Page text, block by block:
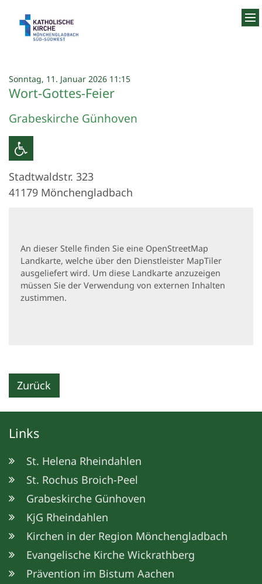
Sonntag, 11. Januar 2026 11:15:
Wort-Gottes-Feier
Grabeskirche Günhoven
Stadtwaldstr. 323
41179 Mönchengladbach
An dieser Stelle finden Sie eine OpenStreetMap
Landkarte, welche über den Dienstleister MapTiler
ausgeliefert wird. Um diese Landkarte anzuzeigen
müssen Sie der Verwendung von externen Inhalten
zustimmen.
Zurück
Links
St. Helena Rheindahlen
St. Rochus Broich-Peel
Grabeskirche Günhoven
KjG Rheindahlen
Kirchen in der Region Mönchengladbach
Evangelische Kirche Wickrathberg
Prävention im Bistum Aachen